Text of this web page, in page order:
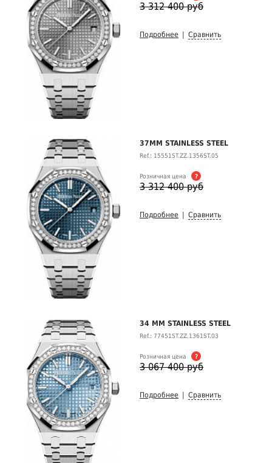
3 312 400 руб
Подробнее Сравнить
37MM STAINLESS STEEL
Ref.: 15551ST.ZZ.1356ST.05
Розничная цена ?
3 312 400 руб
Подробнее Сравнить
34 MM STAINLESS STEEL
Ref.: 77451ST.ZZ.1361ST.03
Розничная цена ?
3 067 400 руб
Подробнее Сравнить